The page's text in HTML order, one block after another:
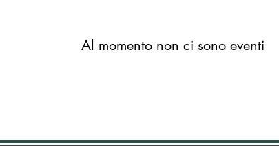
Al momento non ci sono eventi